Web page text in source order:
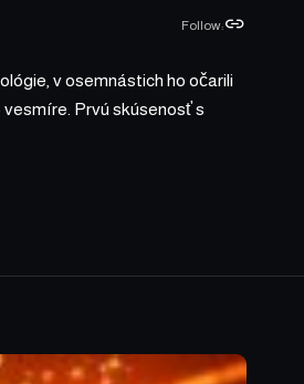
Follow:
v osemnástich ho očarili
Prvú skúsenosť s